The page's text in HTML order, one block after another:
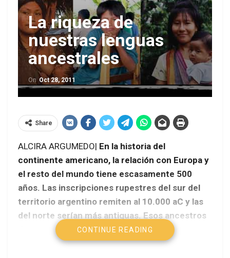
La riqueza de
nuestras lenguas
ancestrales
On Oct 28, 2011
Share
ALCIRA ARGUMEDO| En la historia del
continente americano, la relación con Europa y
el resto del mundo tiene escasamente 500
años. Las inscripciones rupestres del sur del
territorio argentino remiten al 10.000 aC y las
del norte serían más antiguas. Esos ancestros
de nuestros compatriotas -pertenecientes a
las actuales comunidades indígenas o a los
CONTINUE READING